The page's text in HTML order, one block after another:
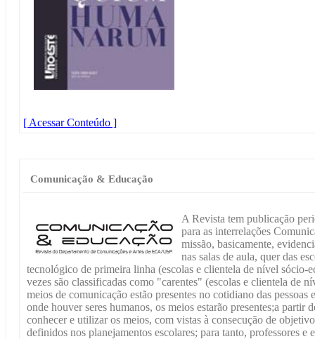
[ Acessar Conteúdo ]
Comunicação & Educação
A Revista tem publicação
para as interrelações
missão, basicamente,
nas salas de aula, quer das
tecnológico de primeira linha (escolas e clientela de nível sócio-
vezes são classificadas como "carentes" (escolas e clientela de
meios de comunicação estão presentes no cotidiano das
onde houver seres humanos, os meios estarão presentes;a partir
conhecer e utilizar os meios, com vistas à consecução de
definidos nos planejamentos escolares; para tanto, professores e